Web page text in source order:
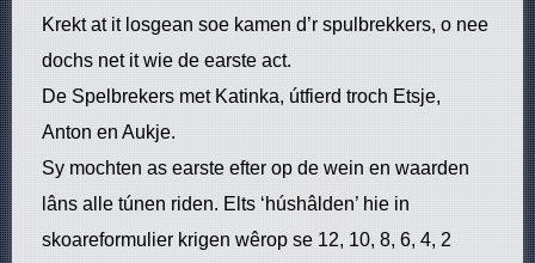
Krekt at it losgean soe kamen d’r spulbrekkers, o nee
dochs net it wie de earste act.
De Spelbrekers met Katinka, útfierd troch Etsje,
Anton en Aukje.
Sy mochten as earste efter op de wein en waarden
lâns alle túnen riden. Elts ‘húshâlden’ hie in
skoareformulier krigen wêrop se 12, 10, 8, 6, 4, 2